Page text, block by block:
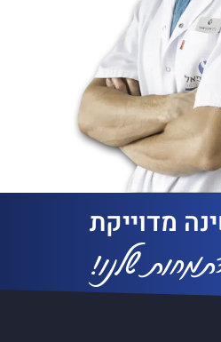
מדוייקת
שלנו!